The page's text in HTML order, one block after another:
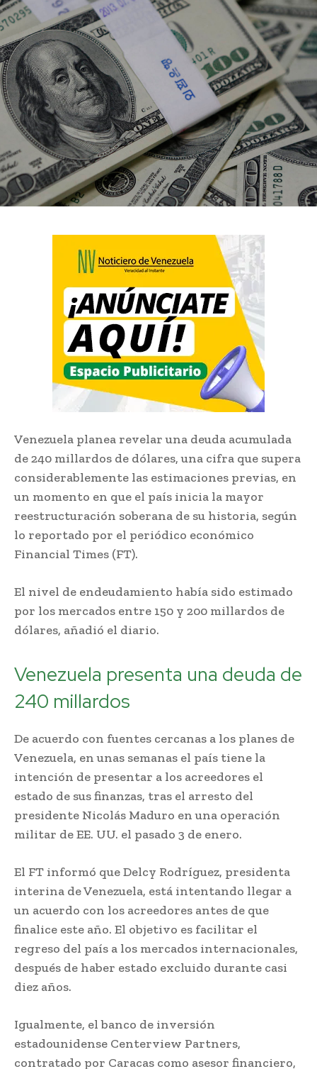
Venezuela planea revelar una deuda acumulada
de 240 millardos de dólares, una cifra que supera
considerablemente las estimaciones previas, en
un momento en que el país inicia la mayor
reestructuración soberana de su historia, según
lo reportado por el periódico económico
Financial Times (FT).
El nivel de endeudamiento había sido estimado
por los mercados entre 150 y 200 millardos de
dólares, añadió el diario.
Venezuela presenta una deuda de
240 millardos
De acuerdo con fuentes cercanas a los planes de
Venezuela, en unas semanas el país tiene la
intención de presentar a los acreedores el
estado de sus finanzas, tras el arresto del
presidente Nicolás Maduro en una operación
militar de EE. UU. el pasado 3 de enero.
El FT informó que Delcy Rodríguez, presidenta
interina de Venezuela, está intentando llegar a
un acuerdo con los acreedores antes de que
finalice este año. El objetivo es facilitar el
regreso del país a los mercados internacionales,
después de haber estado excluido durante casi
diez años.
Igualmente, el banco de inversión
estadounidense Centerview Partners,
contratado por Caracas como asesor financiero,